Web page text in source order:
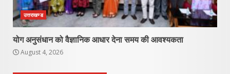
उत्तराखण्ड
योग अनुसंधान को वैज्ञानिक आधार देना समय की आवश्यकता
August 4, 2026